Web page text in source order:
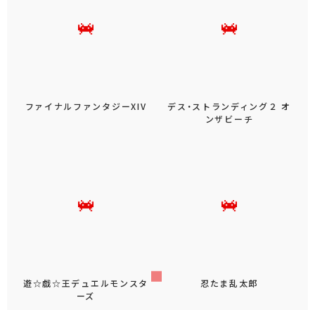
ファイナルファンタジーXIV
デス・ストランディング２ オ
ンザビーチ
遊☆戯☆王デュエルモンスタ
ーズ
忍たま乱太郎